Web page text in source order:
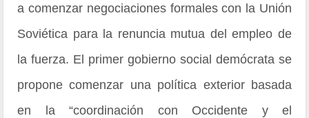
a comenzar negociaciones formales con la Unión
Soviética para la renuncia mutua del empleo de
la fuerza. El primer gobierno social demócrata se
propone comenzar una política exterior basada
en la “coordinación con Occidente y el